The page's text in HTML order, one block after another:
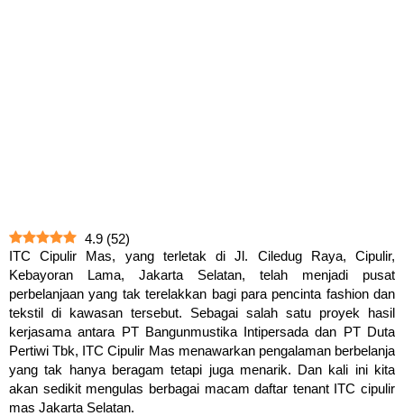
4.9 (52)
ITC Cipulir Mas, yang terletak di Jl. Ciledug Raya, Cipulir,
Kebayoran Lama, Jakarta Selatan, telah menjadi pusat
perbelanjaan yang tak terelakkan bagi para pencinta fashion dan
tekstil di kawasan tersebut. Sebagai salah satu proyek hasil
kerjasama antara PT Bangunmustika Intipersada dan PT Duta
Pertiwi Tbk, ITC Cipulir Mas menawarkan pengalaman berbelanja
yang tak hanya beragam tetapi juga menarik. Dan kali ini kita
akan sedikit mengulas berbagai macam daftar tenant ITC cipulir
mas Jakarta Selatan.